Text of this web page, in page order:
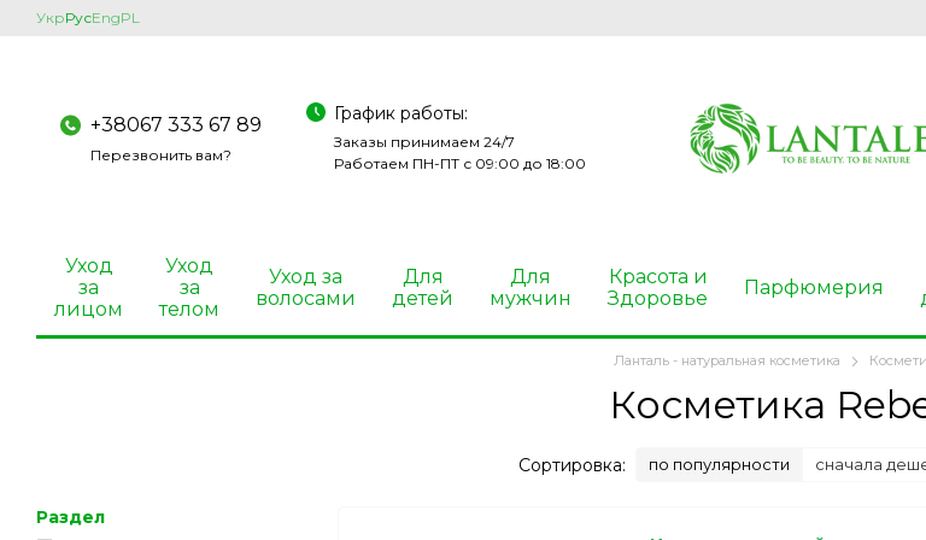
Перейти к основному контенту
УкрРусEngPL
+38067 333 67 89
Перезвонить вам?
График работы:
Заказы принимаем 24/7
Работаем ПН-ПТ с 09:00 до 18:00
Уход
за
лицом
Уход
за
телом
Уход за
волосами
Для
детей
Для
мужчин
Красота и
Здоровье
Парфюмерия
Ланталь - натуральная косметика
Косметика
Сортировка: по популярности сначала
Раздел